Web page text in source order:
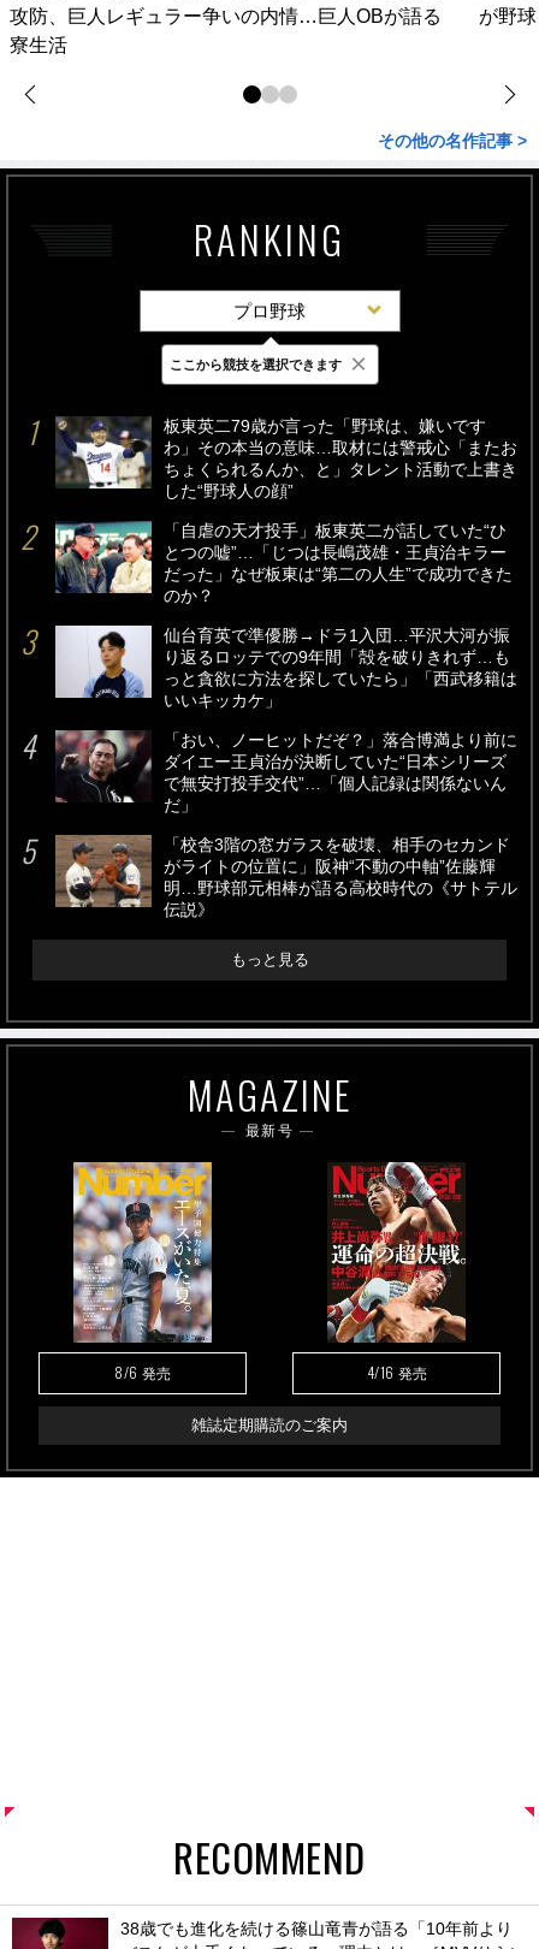
攻防、巨人レギュラー争いの内情…巨人OBが語る
寮生活
が野
その他の名作記事 >
RANKING
プロ野球
最新 24時間 週間
板東英二79歳が言った「野球は、嫌いです
わ」その本当の意味…取材には警戒心「またお
ちょくられるんか、と」タレント活動で上書き
した“野球人の顔”
「自虐の天才投手」板東英二が話していた“ひ
とつの嘘”…「じつは長嶋茂雄・王貞治キラー
だった」なぜ板東は“第二の人生”で成功できた
のか？
仙台育英で準優勝→ドラ1入団…平沢大河が振
り返るロッテでの9年間「殻を破りきれず…も
っと貪欲に方法を探していたら」「西武移籍は
いいキッカケ」
「おい、ノーヒットだぞ？」落合博満より前に
ダイエー王貞治が決断していた“日本シリーズ
で無安打投手交代”…「個人記録は関係ないん
だ」
「校舎3階の窓ガラスを破壊、相手のセカンド
がライトの位置に」阪神“不動の中軸”佐藤輝
明…野球部元相棒が語る高校時代の《サトテル
伝説》
もっと見る
MAGAZINE
最新号
8/6 発売 4/16 発売
雑誌定期購読のご案内
RECOMMEND
38歳でも進化を続ける篠山竜青が語る「10年前より
ここから競技を選択できます ×